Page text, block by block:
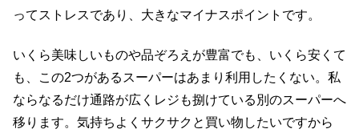
ってストレスであり、大きなマイナスポイントです。
いくら美味しいものや品ぞろえが豊富でも、いくら安くて
も、この2つがあるスーパーはあまり利用したくない。私
ならなるだけ通路が広くレジも捌けている別のスーパーへ
移ります。気持ちよくサクサクと買い物したいですから